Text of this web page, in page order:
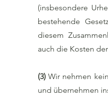
(insbesondere
bestehende
diesem
auch die Kosten
(3) Wir nehmen
und übernehmen